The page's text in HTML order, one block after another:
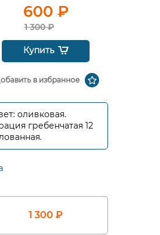
600 ₽
1 300₽
Купить
в избранное
оливковая.
гребенчатая 12
1 300 ₽